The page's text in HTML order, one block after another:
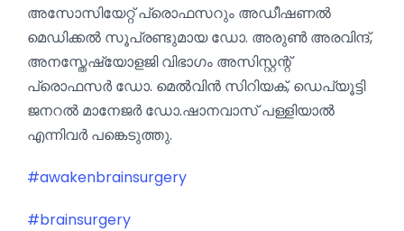
അസോസിയേറ്റ് പ്രൊഫസറും അഡീഷണൽ
മെഡിക്കൽ സൂപ്രണ്ടുമായ ഡോ. അരുൺ അരവിന്ദ്,
അനസ്തേഷ്യോളജി വിഭാഗം അസിസ്റ്റന്റ്
പ്രൊഫസർ ഡോ. മെൽവിൻ സിറിയക്, ഡെപ്യൂട്ടി
ജനറൽ മാനേജർ ഡോ.ഷാനവാസ്‌ പള്ളിയാൽ
എന്നിവർ പങ്കെടുത്തു.
#awakenbrainsurgery
#brainsurgery